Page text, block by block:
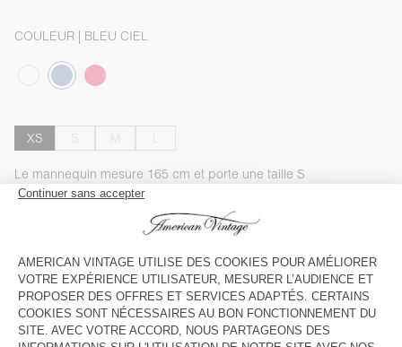
COULEUR | BLEU CIEL
XS
Le mannequin mesure 165 cm et porte une taille S
GUIDE DES TAILLES
entre le mardi 11 août et le jeudi 13 août
AJOUTER AU PANIER
DESCRIPTION
TAILLE ET COUPE